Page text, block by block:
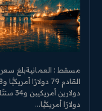
مسقط : العمانيةبلغ
دولارًا أمريكيًّا...